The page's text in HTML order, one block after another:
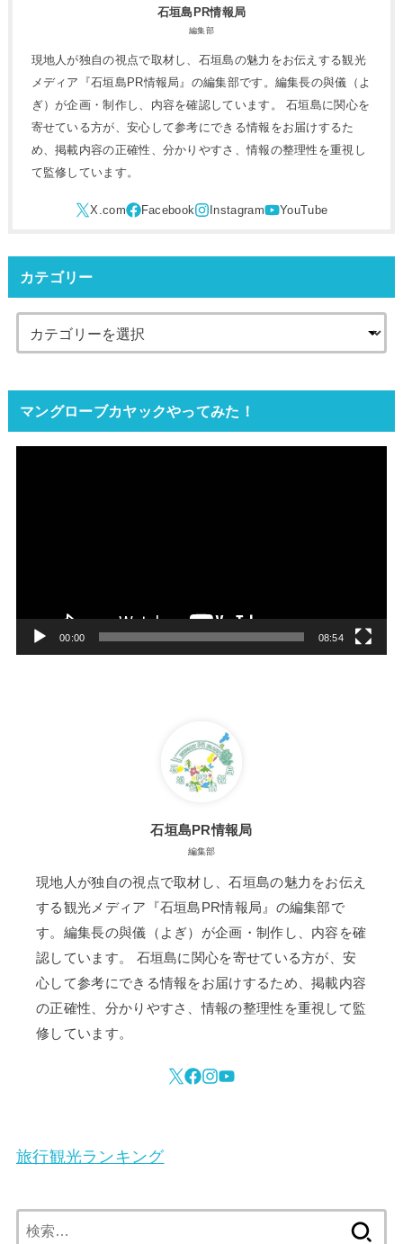
石垣島PR情報局
編集部
現地人が独自の視点で取材し、石垣島の魅力をお伝えする観光
メディア『石垣島PR情報局』の編集部です。編集長の與儀（よ
ぎ）が企画・制作し、内容を確認しています。 石垣島に関心を
寄せている方が、安心して参考にできる情報をお届けするた
め、掲載内容の正確性、分かりやすさ、情報の整理性を重視し
て監修しています。
カテゴリー
マングローブカヤックやってみた！
00:00 08:54
石垣島PR情報局
編集部
現地人が独自の視点で取材し、石垣島の魅力をお伝え
する観光メディア『石垣島PR情報局』の編集部で
す。編集長の與儀（よぎ）が企画・制作し、内容を確
認しています。 石垣島に関心を寄せている方が、安
心して参考にできる情報をお届けするため、掲載内容
の正確性、分かりやすさ、情報の整理性を重視して監
修しています。
旅行観光ランキング